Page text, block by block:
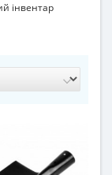
інвентар